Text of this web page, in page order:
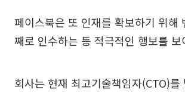
페이스북은 또 인재를 확보하기 위해
째로 인수하는 등 적극적인 행보를 보
회사는 현재 최고기술책임자(CTO)를